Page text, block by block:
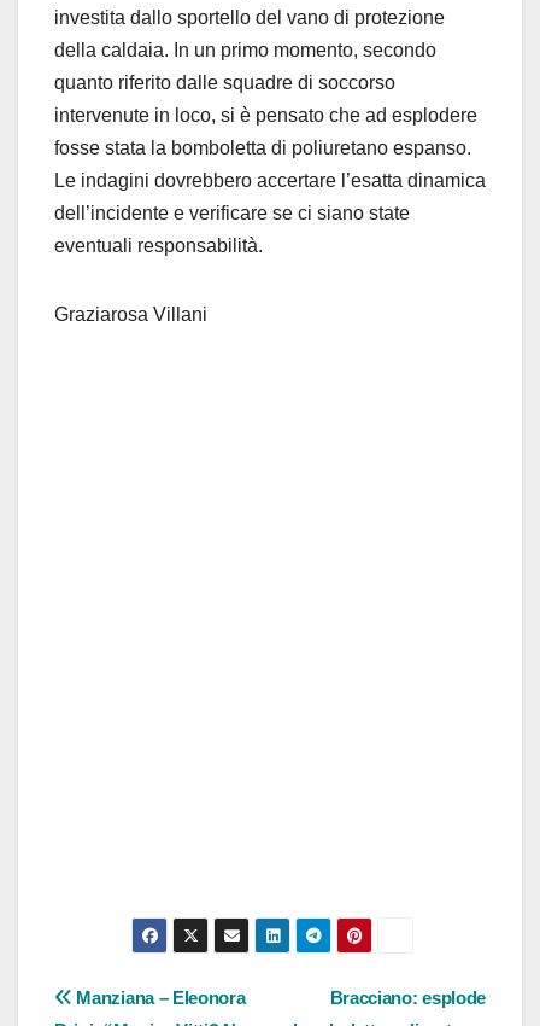
investita dallo sportello del vano di protezione
della caldaia. In un primo momento, secondo
quanto riferito dalle squadre di soccorso
intervenute in loco, si è pensato che ad esplodere
fosse stata la bomboletta di poliuretano espanso.
Le indagini dovrebbero accertare l’esatta dinamica
dell’incidente e verificare se ci siano state
eventuali responsabilità.
Graziarosa Villani
Navigazione
Bracciano: esplode
Manziana – Eleonora